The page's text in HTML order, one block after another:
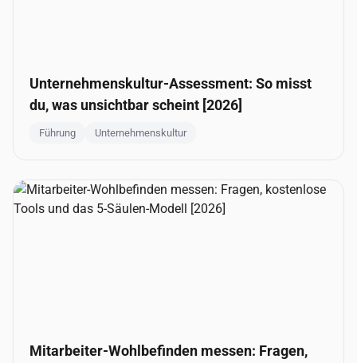
Unternehmenskultur-Assessment: So misst
du, was unsichtbar scheint [2026]
Führung Unternehmenskultur
Mitarbeiter-Wohlbefinden messen: Fragen,